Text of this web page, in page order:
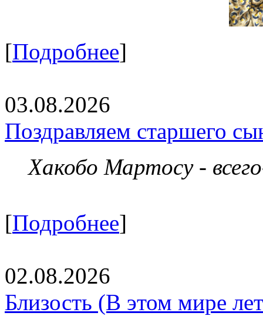
[Подробнее]
03.08.2026
Поздравляем старшего
Хакобо Мартосу -
[Подробнее]
02.08.2026
Близость (В этом мире